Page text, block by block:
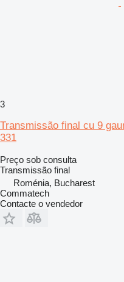
3
Transmissão final cu 9
331
Preço sob consulta
Transmissão final
Roménia, Bucharest
Commatech
Contacte o vendedor